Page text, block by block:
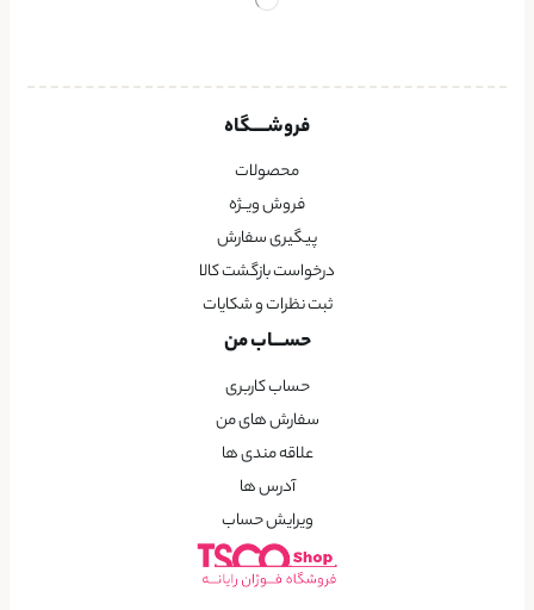
فروشــــگاه
محصولات
فروش ویــژه
پیگیری سفارش
درخواست بازگشت کالا
ثبت نظرات و شکایات
حســـاب من
حساب کاربری
سفارش های من
علاقه مندی ها
آدرس ها
ویرایش حساب